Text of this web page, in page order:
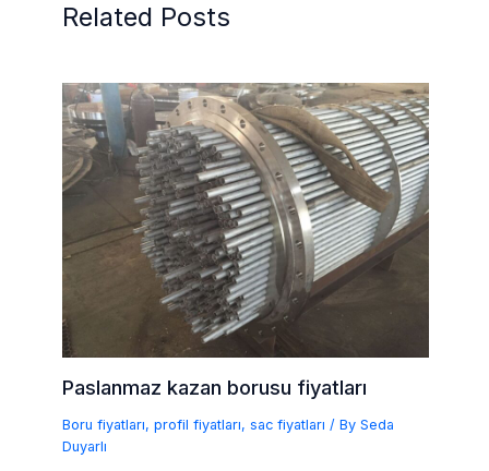
Related Posts
Paslanmaz kazan borusu fiyatları
Boru fiyatları,profil fiyatları,sac fiyatları / BySeda
Duyarlı